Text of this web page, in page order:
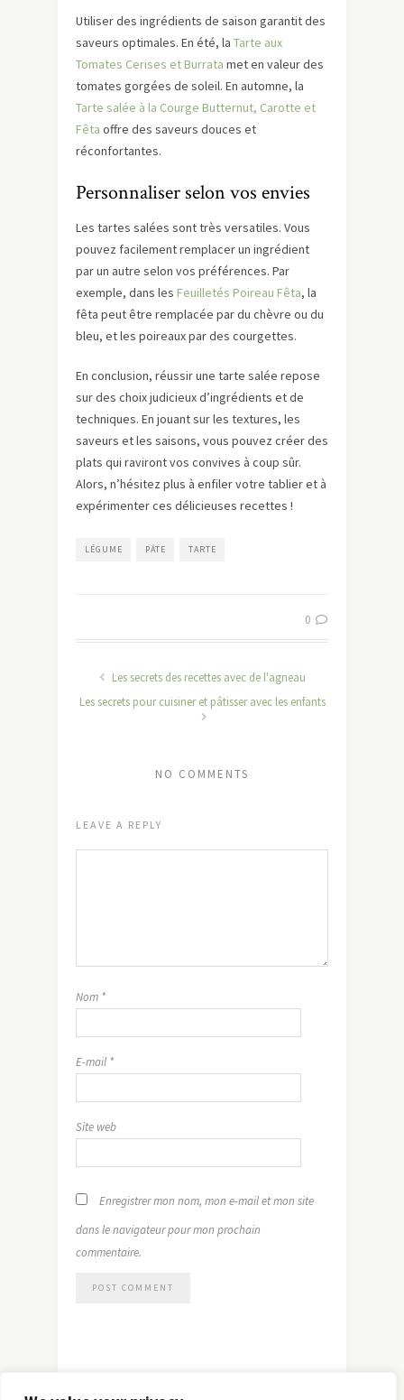
Utiliser des ingrédients de saison garantit des
saveurs optimales. En été, la Tarte aux
Tomates Cerises et Burrata met en valeur des
tomates gorgées de soleil. En automne, la
Tarte salée à la Courge Butternut, Carotte et
Fêta offre des saveurs douces et
réconfortantes.
Personnaliser selon vos envies
Les tartes salées sont très versatiles. Vous
pouvez facilement remplacer un ingrédient
par un autre selon vos préférences. Par
exemple, dans les Feuilletés Poireau Fêta, la
fêta peut être remplacée par du chèvre ou du
bleu, et les poireaux par des courgettes.
En conclusion, réussir une tarte salée repose
sur des choix judicieux d’ingrédients et de
techniques. En jouant sur les textures, les
saveurs et les saisons, vous pouvez créer des
plats qui raviront vos convives à coup sûr.
Alors, n’hésitez plus à enfiler votre tablier et à
expérimenter ces délicieuses recettes !
LÉGUME PÂTE TARTE
0
Les secrets des recettes avec de l'agneau
Les secrets pour cuisiner et pâtisser avec les enfants
NO COMMENTS
LEAVE A REPLY
Nom *
E-mail *
Site web
Enregistrer mon nom, mon e-mail et mon site
dans le navigateur pour mon prochain
commentaire.